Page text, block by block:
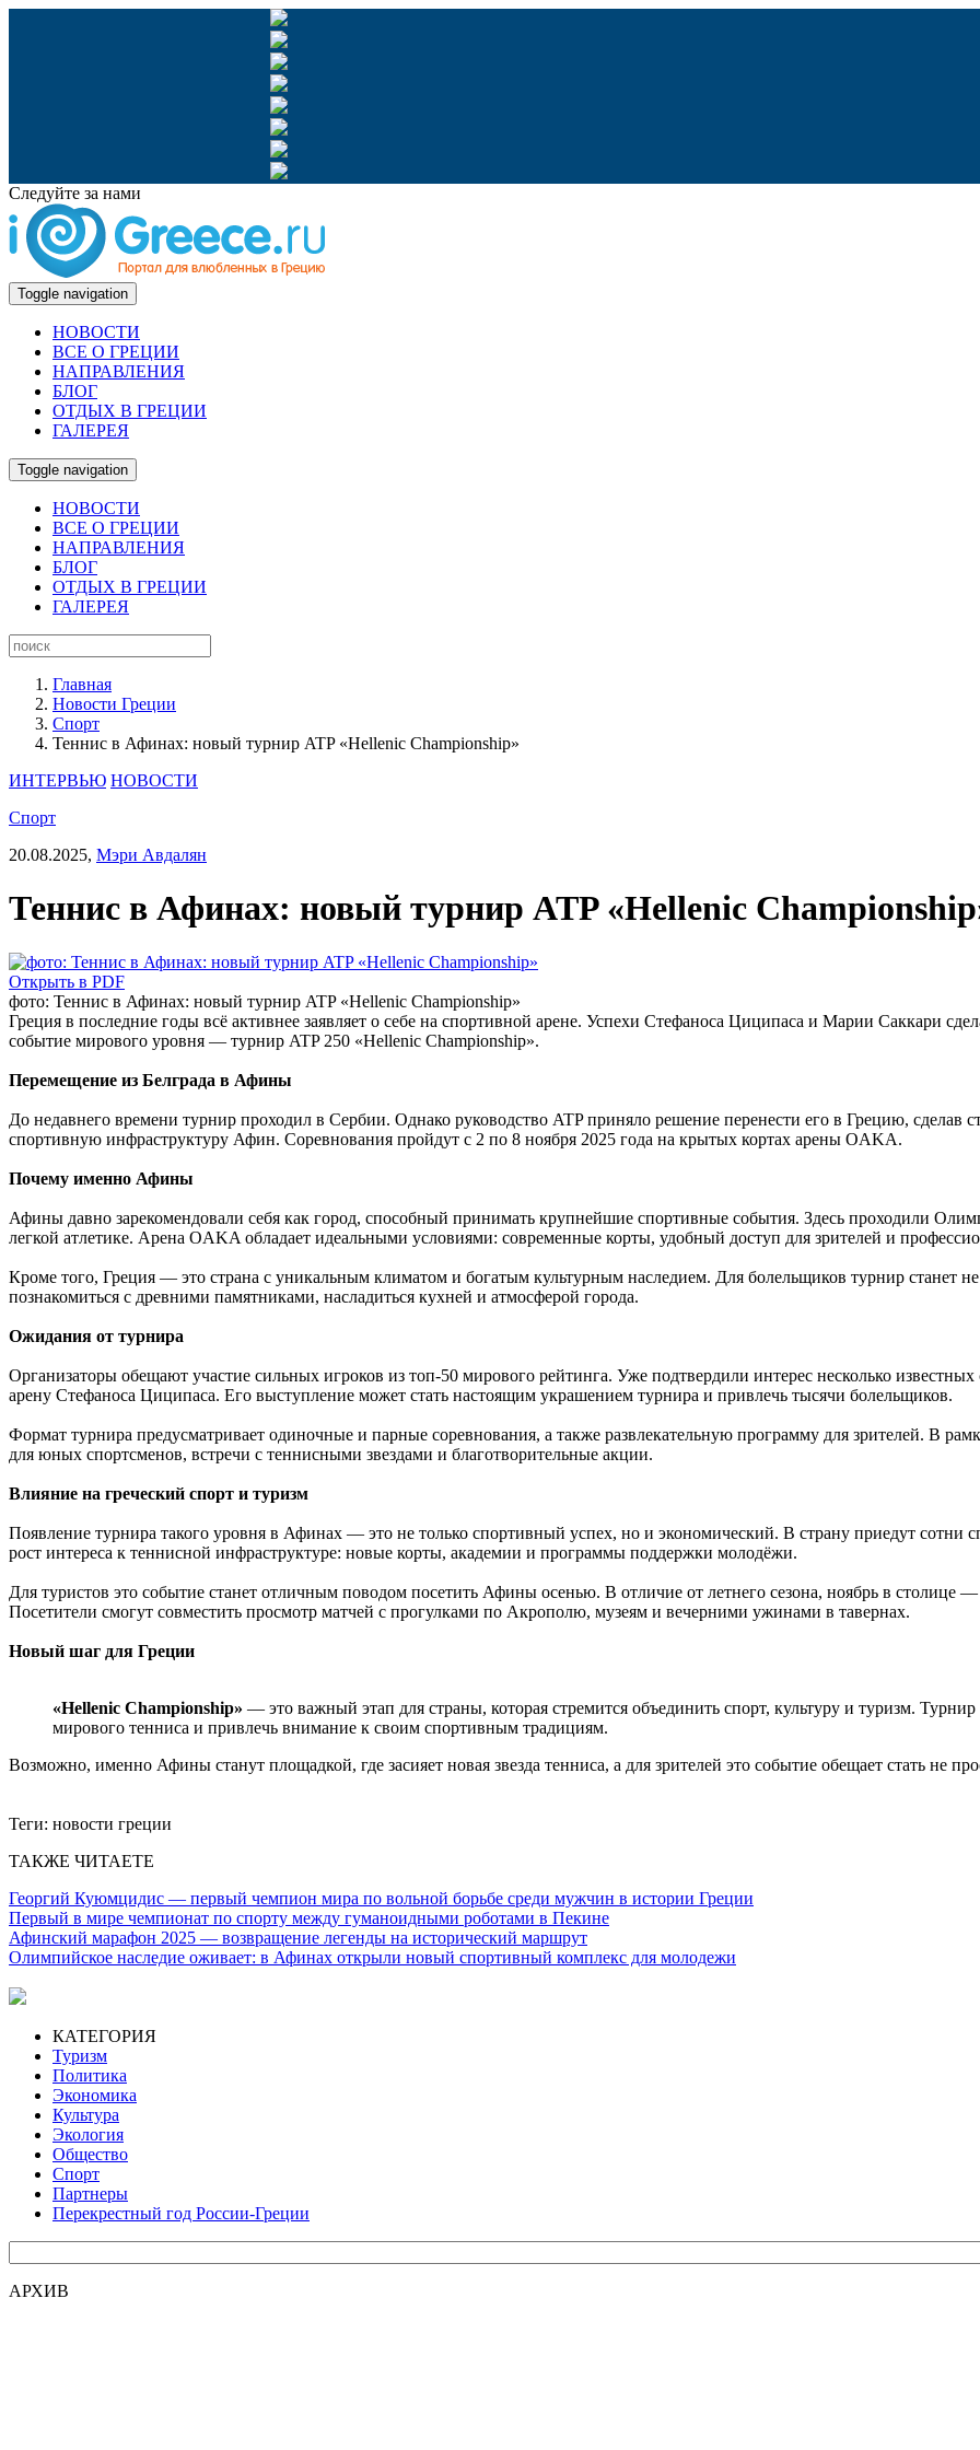
Следуйте за нами
Toggle navigation
НОВОСТИ
ВСЕ О ГРЕЦИИ
НАПРАВЛЕНИЯ
БЛОГ
ОТДЫХ В ГРЕЦИИ
ГАЛЕРЕЯ
Toggle navigation
НОВОСТИ
ВСЕ О ГРЕЦИИ
НАПРАВЛЕНИЯ
БЛОГ
ОТДЫХ В ГРЕЦИИ
ГАЛЕРЕЯ
Главная
Новости Греции
Спорт
Теннис в Афинах: новый турнир ATP «Hellenic Championship»
ИНТЕРВЬЮ НОВОСТИ
Спорт
20.08.2025, Мэри Авдалян
Теннис в Афинах: новый турнир ATP «Hellenic
Открыть в PDF
фото: Теннис в Афинах: новый турнир ATP «Hellenic Championship»
Греция в последние годы всё активнее заявляет о себе на спортивной арене. Успехи Стефаноса Циципаса и Марии Саккари
событие мирового уровня — турнир ATP 250 «Hellenic Championship».
Перемещение из Белграда в Афины
До недавнего времени турнир проходил в Сербии. Однако руководство ATP приняло решение перенести его в Грецию, сделав
спортивную инфраструктуру Афин. Соревнования пройдут с 2 по 8 ноября 2025 года на крытых кортах арены OAKA.
Почему именно Афины
Афины давно зарекомендовали себя как город, способный принимать крупнейшие спортивные события. Здесь проходили
легкой атлетике. Арена OAKA обладает идеальными условиями: современные корты, удобный доступ для зрителей и
Кроме того, Греция — это страна с уникальным климатом и богатым культурным наследием. Для болельщиков турнир станет
познакомиться с древними памятниками, насладиться кухней и атмосферой города.
Ожидания от турнира
Организаторы обещают участие сильных игроков из топ-50 мирового рейтинга. Уже подтвердили интерес несколько
арену Стефаноса Циципаса. Его выступление может стать настоящим украшением турнира и привлечь тысячи болельщиков.
Формат турнира предусматривает одиночные и парные соревнования, а также развлекательную программу для зрителей. В
для юных спортсменов, встречи с теннисными звездами и благотворительные акции.
Влияние на греческий спорт и туризм
Появление турнира такого уровня в Афинах — это не только спортивный успех, но и экономический. В страну приедут сотни
рост интереса к теннисной инфраструктуре: новые корты, академии и программы поддержки молодёжи.
Для туристов это событие станет отличным поводом посетить Афины осенью. В отличие от летнего сезона, ноябрь в столице
Посетители смогут совместить просмотр матчей с прогулками по Акрополю, музеям и вечерними ужинами в тавернах.
Новый шаг для Греции
«Hellenic Championship» — это важный этап для страны, которая стремится объединить спорт, культуру и туризм.
мирового тенниса и привлечь внимание к своим спортивным традициям.
Возможно, именно Афины станут площадкой, где засияет новая звезда тенниса, а для зрителей это событие обещает стать не
Теги: новости греции
ТАКЖЕ ЧИТАЕТЕ
Георгий Куюмцидис — первый чемпион мира по вольной борьбе среди мужчин в истории Греции
Первый в мире чемпионат по спорту между гуманоидными роботами в Пекине
Афинский марафон 2025 — возвращение легенды на исторический маршрут
Олимпийское наследие оживает: в Афинах открыли новый спортивный комплекс для молодежи
КАТЕГОРИЯ
Туризм
Политика
Экономика
Культура
Экология
Общество
Спорт
Партнеры
Перекрестный год России-Греции
АРХИВ